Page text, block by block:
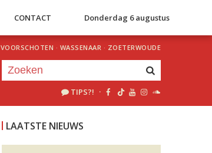
CONTACT Donderdag 6 augustus
VOORSCHOTEN · WASSENAAR · ZOETERWOUDE
TIPS?! ·
LAATSTE NIEUWS